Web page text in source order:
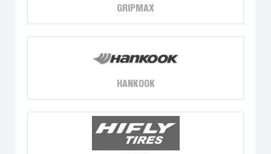
GRIPMAX
HANKOOK